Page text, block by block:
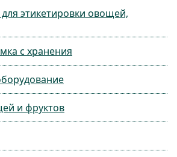
этикетировки овощей,
с хранения
и фруктов